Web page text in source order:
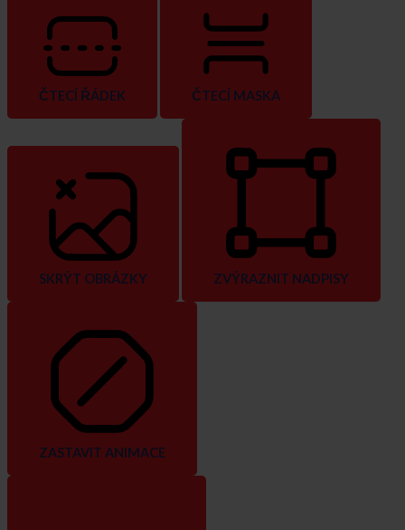
ČTECÍ ŘÁDEK ČTECÍ MASKA
SKRÝT OBRÁZKY ZVÝRAZNIT NADPISY
ZASTAVIT ANIMACE